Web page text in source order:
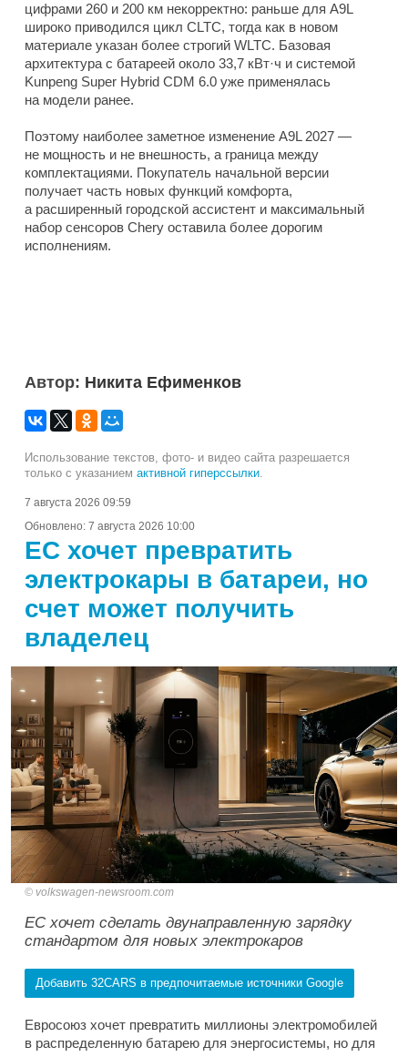
цифрами 260 и 200 км некорректно: раньше для A9L
широко приводился цикл CLTC, тогда как в новом
материале указан более строгий WLTC. Базовая
архитектура с батареей около 33,7 кВт·ч и системой
Kunpeng Super Hybrid CDM 6.0 уже применялась
на модели ранее.
Поэтому наиболее заметное изменение A9L 2027 —
не мощность и не внешность, а граница между
комплектациями. Покупатель начальной версии
получает часть новых функций комфорта,
а расширенный городской ассистент и максимальный
набор сенсоров Chery оставила более дорогим
исполнениям.
Автор: Никита Ефименков
Использование текстов, фото- и видео сайта разрешается
только с указанием активной гиперссылки.
7 августа 2026 09:59
Обновлено: 7 августа 2026 10:00
ЕС хочет превратить
электрокары в батареи, но
счет может получить
владелец
volkswagen-newsroom.com
ЕС хочет сделать двунаправленную зарядку
стандартом для новых электрокаров
Добавить 32CARS в предпочитаемые источники Google
Евросоюз хочет превратить миллионы электромобилей
в распределенную батарею для энергосистемы, но для